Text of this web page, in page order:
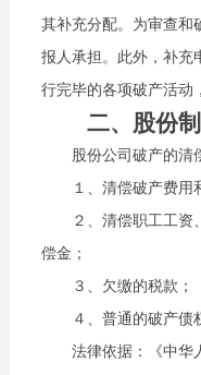
其补充分配。为审查和
报人承担。此外，补充
行完毕的各项破产活动
二、股份制
股份公司破产的清
１、清偿破产费用和
２、清偿职工工资、
偿金；
３、欠缴的税款；
４、普通的破产债
法律依据：《中华人